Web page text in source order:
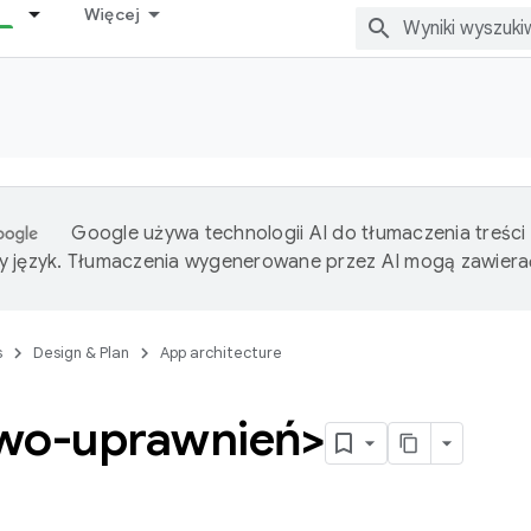
Więcej
Google używa technologii AI do tłumaczenia treści
język. Tłumaczenia wygenerowane przez AI mogą
Design & Plan App architecture
uprawnień>